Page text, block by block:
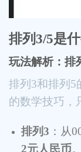
排列3/5是
玩法解析：排
排列3和排列5
的数学技巧，
排列3 ：从
2元人民币。